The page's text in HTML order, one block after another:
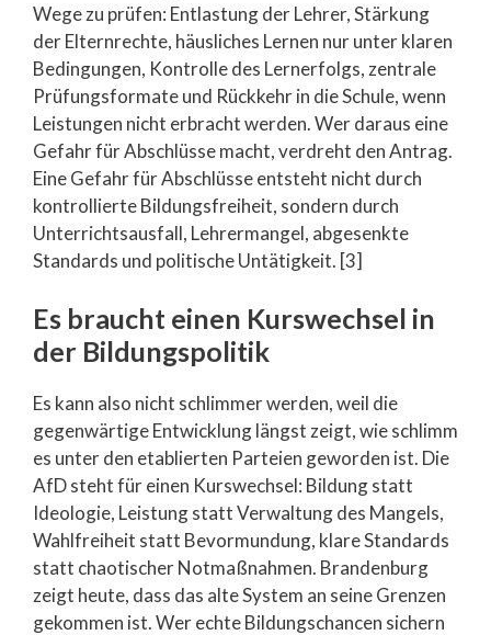
Wege zu prüfen: Entlastung der Lehrer, Stärkung
der Elternrechte, häusliches Lernen nur unter klaren
Bedingungen, Kontrolle des Lernerfolgs, zentrale
Prüfungsformate und Rückkehr in die Schule, wenn
Leistungen nicht erbracht werden. Wer daraus eine
Gefahr für Abschlüsse macht, verdreht den Antrag.
Eine Gefahr für Abschlüsse entsteht nicht durch
kontrollierte Bildungsfreiheit, sondern durch
Unterrichtsausfall, Lehrermangel, abgesenkte
Standards und politische Untätigkeit. [3]
Es braucht einen Kurswechsel in
der Bildungspolitik
Es kann also nicht schlimmer werden, weil die
gegenwärtige Entwicklung längst zeigt, wie schlimm
es unter den etablierten Parteien geworden ist. Die
AfD steht für einen Kurswechsel: Bildung statt
Ideologie, Leistung statt Verwaltung des Mangels,
Wahlfreiheit statt Bevormundung, klare Standards
statt chaotischer Notmaßnahmen. Brandenburg
zeigt heute, dass das alte System an seine Grenzen
gekommen ist. Wer echte Bildungschancen sichern